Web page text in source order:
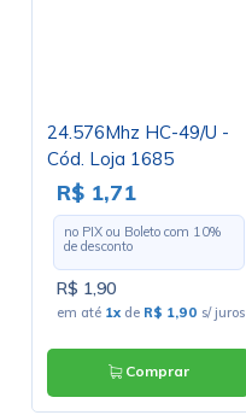
24.576Mhz HC-49/U -
Cód. Loja 1685
R$ 1,71
no PIX ou Boleto com 10%
de desconto
R$ 1,90
em até 1x de R$ 1,90 s/ juros
Comprar